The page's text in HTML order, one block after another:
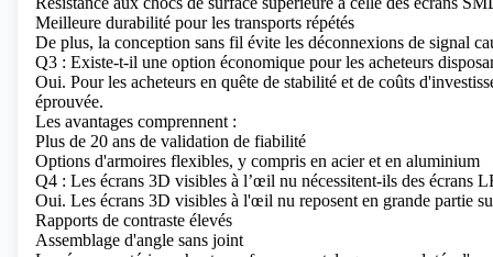
Meilleure durabilité pour les transports répétés
De plus, la conception sans fil évite les déconnexions de signal
Q3 : Existe-t-il une option économique pour les acheteurs
Oui. Pour les acheteurs en quête de stabilité et de coûts
éprouvée.
Les avantages comprennent :
Plus de 20 ans de validation de fiabilité
Options d'armoires flexibles, y compris en acier et en aluminium
Q4 : Les écrans 3D visibles à l’œil nu nécessitent-ils des écrans
Oui. Les écrans 3D visibles à l'œil nu reposent en grande partie
Rapports de contraste élevés
Assemblage d'angle sans joint